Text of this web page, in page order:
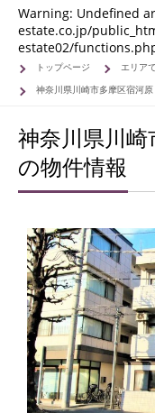
Warning: Undefined
estate.co.jp/
estate02/
トップページ エリア
神奈川県川崎市多摩区宿河原
神奈川県川崎
の物件情報